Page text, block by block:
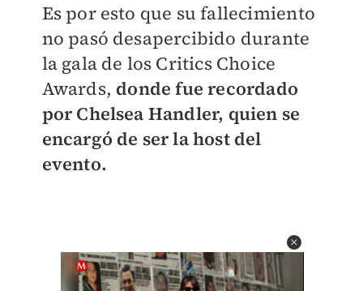
Es por esto que su fallecimiento
no pasó desapercibido durante
la gala de los Critics Choice
Awards, donde fue recordado
por Chelsea Handler, quien se
encargó de ser la host del
evento.